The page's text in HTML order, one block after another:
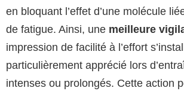
en bloquant l’effet d’une molécule
de fatigue. Ainsi, une meilleure
impression de facilité à l’effort
particulièrement apprécié lors
intenses ou prolongés. Cette action